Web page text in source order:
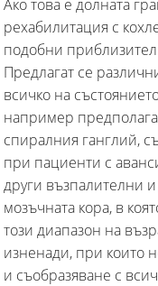
Ако това е долната
рехабилитация с
подобни
Предлагат се
всичко на
например
спиралния ганглий,
при пациенти с
други възпалителни
мозъчната кора, в
този диапазон на
изненади, при които
и съобразяване с